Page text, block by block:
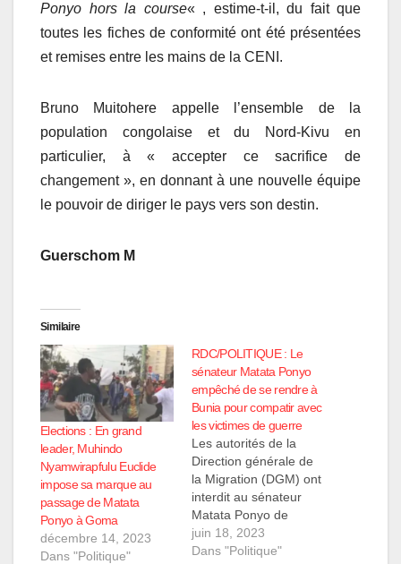
Ponyo hors la course« , estime-t-il, du fait que
toutes les fiches de conformité ont été présentées
et remises entre les mains de la CENI.
Bruno Muitohere appelle l’ensemble de la
population congolaise et du Nord-Kivu en
particulier, à « accepter ce sacrifice de
changement », en donnant à une nouvelle équipe
le pouvoir de diriger le pays vers son destin.
Guerschom M
Similaire
Elections : En grand
leader, Muhindo
Nyamwirapfulu Euclide
impose sa marque au
passage de Matata
Ponyo à Goma
décembre 14, 2023
Dans "Politique"
RDC/POLITIQUE : Le
sénateur Matata Ponyo
empêché de se rendre à
Bunia pour compatir avec
les victimes de guerre
Les autorités de la
Direction générale de
la Migration (DGM) ont
interdit au sénateur
Matata Ponyo de
quitter la ville de
Kinshasa et ont
juin 18, 2023
Dans "Politique"